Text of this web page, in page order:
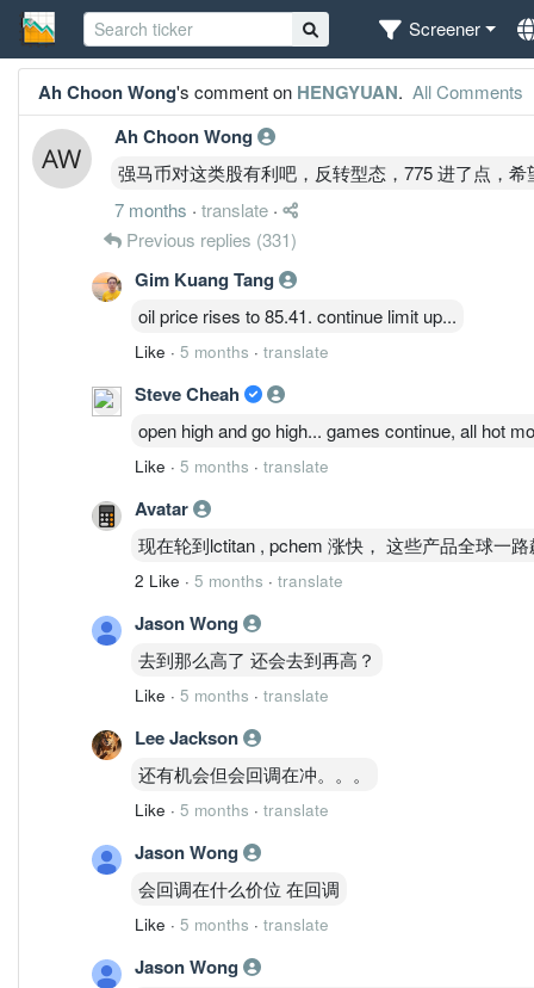
Screener
Ah Choon Wong's comment on HENGYUAN. All Comments
Ah Choon Wong
强马币对这类股有利吧，反转型态，775 进了点，希
7 months · translate ·
Previous replies (331)
Gim Kuang Tang
oil price rises to 85.41. continue limit up...
Like · 5 months · translate
Steve Cheah
open high and go high... games continue, all hot
Like · 5 months · translate
Avatar
现在轮到lctitan , pchem 涨快， 这些产品全球一
2 Like · 5 months · translate
Jason Wong
去到那么高了 还会去到再高？
Like · 5 months · translate
Lee Jackson
还有机会但会回调在冲。。。
Like · 5 months · translate
Jason Wong
会回调在什么价位 在回调
Like · 5 months · translate
Jason Wong